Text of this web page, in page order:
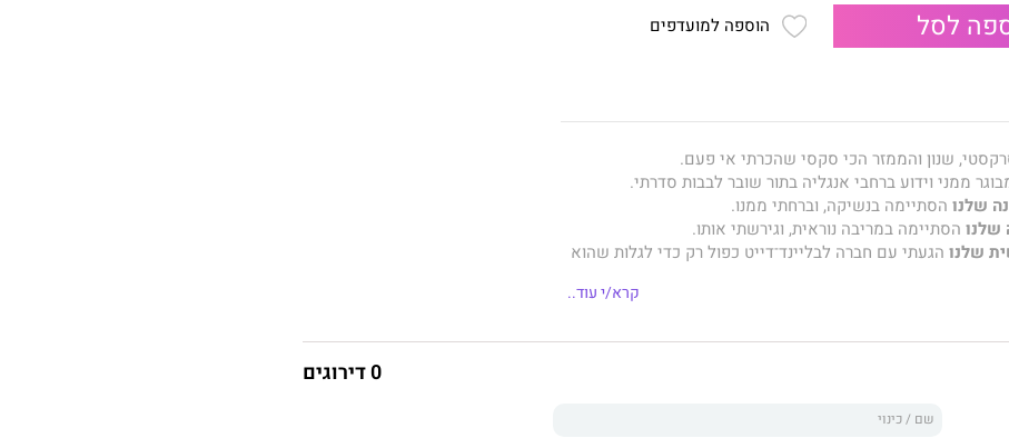
לסל הוספה למועדפים
שנון והממזר הכי סקסי שהכרתי אי פעם.
ממני וידוע ברחבי אנגליה בתור שובר לבבות סדרתי.
שלנו הסתיימה בנשיקה, וברחתי ממנו.
שלנו הסתיימה במריבה נוראית, וגירשתי אותו.
שלנו הגעתי עם חברה לבליינד־דייט כפול רק כדי לגלות שהוא
נעליים מידה 48 – ושאבין לבד מה זה אומר...
שלו היא אחד הדברים הכי מגוחכים שקראתי. אבל גם הכי
ואהבנו בלי סוף.
קרא/י עוד..
0 דירוגים